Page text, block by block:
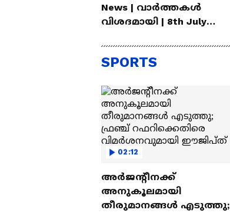
News | വാർത്തകൾ
വിശദമായി | 8th July
SPORTS
02:12
അർജന്റീനക്ക്
അനുകൂലമായി
തീരുമാനങ്ങൾ എടുത്തു;